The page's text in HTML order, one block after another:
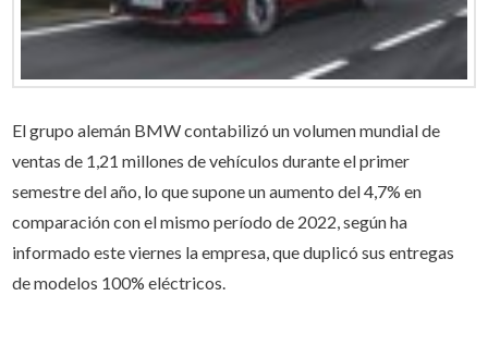
El grupo alemán BMW contabilizó un volumen mundial de
ventas de 1,21 millones de vehículos durante el primer
semestre del año, lo que supone un aumento del 4,7% en
comparación con el mismo período de 2022, según ha
informado este viernes la empresa, que duplicó sus entregas
de modelos 100% eléctricos.